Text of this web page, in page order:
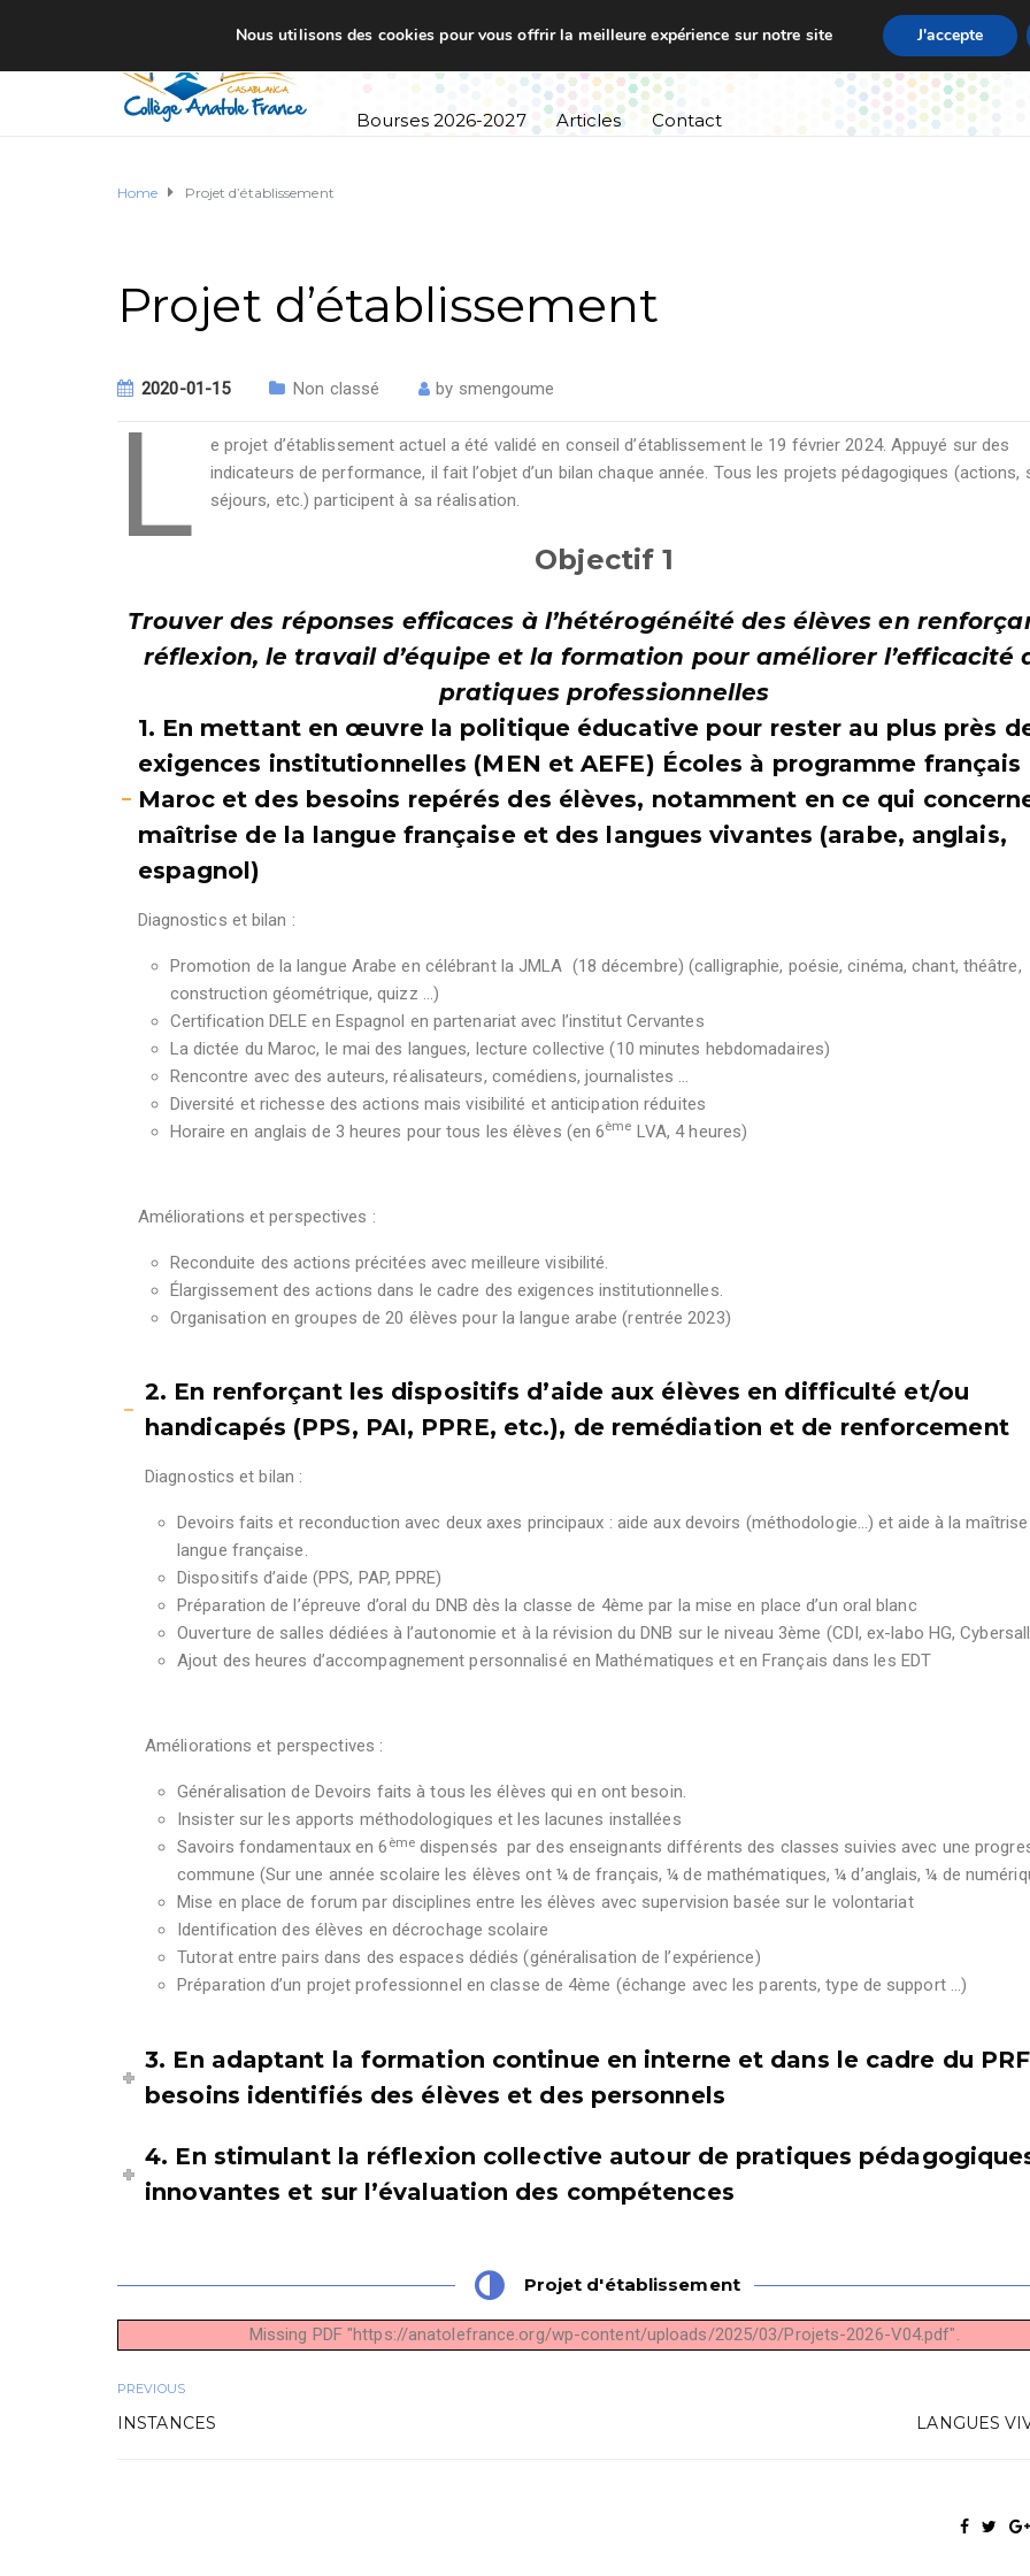
Cursus scolaire
Bourses 2026-2027 Articles Contact
Home Projet d’établissement
Projet d’établissement
2020-01-15 Non classé by smengoume
L
e projet d’établissement actuel a été validé en conseil d’établissement le 19 février 2024. Appuyé sur des
indicateurs de performance, il fait l’objet d’un bilan chaque année. Tous les projets pédagogiques (actions,
séjours, etc.) participent à sa réalisation.
Objectif 1
Trouver des réponses efficaces à l’hétérogénéité des élèves en
réflexion, le travail d’équipe et la formation pour améliorer l’efficacité
pratiques professionnelles
1. En mettant en œuvre la politique éducative pour rester au plus près
exigences institutionnelles (MEN et AEFE) Écoles à programme français
Maroc et des besoins repérés des élèves, notamment en ce qui
maîtrise de la langue française et des langues vivantes (arabe, anglais,
espagnol)
Diagnostics et bilan :
Promotion de la langue Arabe en célébrant la JMLA (18 décembre) (calligraphie, poésie, cinéma, chant, théâtre,
construction géométrique, quizz …)
Certification DELE en Espagnol en partenariat avec l’institut Cervantes
La dictée du Maroc, le mai des langues, lecture collective (10 minutes hebdomadaires)
Rencontre avec des auteurs, réalisateurs, comédiens, journalistes …
Diversité et richesse des actions mais visibilité et anticipation réduites
Horaire en anglais de 3 heures pour tous les élèves (en 6ème LVA, 4 heures)
Améliorations et perspectives :
Reconduite des actions précitées avec meilleure visibilité.
Élargissement des actions dans le cadre des exigences institutionnelles.
Organisation en groupes de 20 élèves pour la langue arabe (rentrée 2023)
2. En renforçant les dispositifs d’aide aux élèves en difficulté et/ou
handicapés (PPS, PAI, PPRE, etc.), de remédiation et de renforcement
Diagnostics et bilan :
Devoirs faits et reconduction avec deux axes principaux : aide aux devoirs (méthodologie…) et aide à la
langue française.
Dispositifs d’aide (PPS, PAP, PPRE)
Préparation de l’épreuve d’oral du DNB dès la classe de 4ème par la mise en place d’un oral blanc
Ouverture de salles dédiées à l’autonomie et à la révision du DNB sur le niveau 3ème (CDI, ex-labo HG,
Ajout des heures d’accompagnement personnalisé en Mathématiques et en Français dans les EDT
Améliorations et perspectives :
Généralisation de Devoirs faits à tous les élèves qui en ont besoin.
Insister sur les apports méthodologiques et les lacunes installées
Savoirs fondamentaux en 6 èmedispensés par des enseignants différents des classes suivies avec une
commune (Sur une année scolaire les élèves ont ¼ de français, ¼ de mathématiques, ¼ d’anglais, ¼ de
Mise en place de forum par disciplines entre les élèves avec supervision basée sur le volontariat
Identification des élèves en décrochage scolaire
Tutorat entre pairs dans des espaces dédiés (généralisation de l’expérience)
Préparation d’un projet professionnel en classe de 4ème (échange avec les parents, type de support …)
3. En adaptant la formation continue en interne et dans le cadre du
besoins identifiés des élèves et des personnels
4. En stimulant la réflexion collective autour de pratiques
innovantes et sur l’évaluation des compétences
Projet d'établissement
Missing PDF "https://anatolefrance.org/wp-content/uploads/2025/03/Projets-2026-V04.pdf".
PREVIOUS
INSTANCES LANGUES
Nous utilisons des cookies pour vous offrir la meilleure expérience sur notre site J'accepte